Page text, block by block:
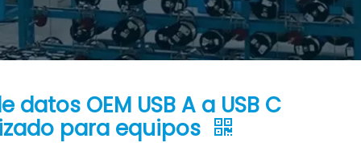
OEM USB A a USB C
para equipos